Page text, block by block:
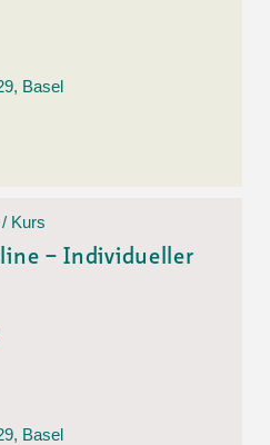
Basel
Kurs
– Individueller
Basel